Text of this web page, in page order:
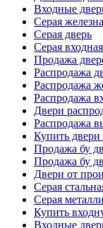
Входные
Серая
Серая дверь
Серая
Продажа
Распродажа
Распродажа
Распродажа
Двери
Распродажа
Купить
Продажа бу
Продажа бу
Двери от
Серая
Серая
Купить
Входные